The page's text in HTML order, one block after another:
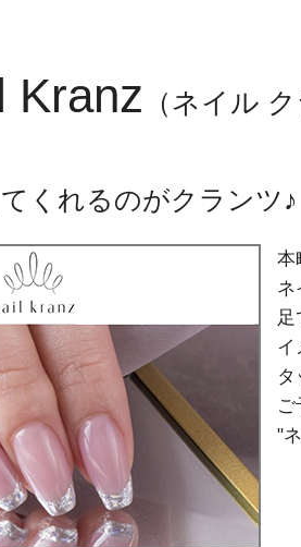
Kranz （ネイル
くれるのがクランツ♪
本
ネ
足
イ
タ
"